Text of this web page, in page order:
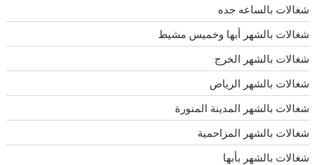
شغالات بالساعه جده
شغالات بالشهر أبها وخميس مشيط
شغالات بالشهر الخرج
شغالات بالشهر الرياض
شغالات بالشهر المدينة المنورة
شغالات بالشهر المزاحمية
شغالات بالشهر بأبها